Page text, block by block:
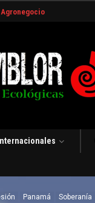
Internacionales
Panamá Soberanía